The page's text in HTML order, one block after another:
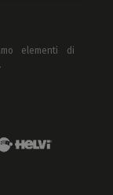
elementi di